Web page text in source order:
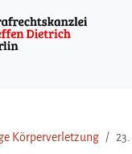
Körperverletzung